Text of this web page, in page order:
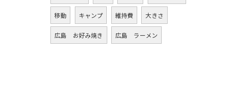
移動 キャンプ 維持費 大きさ
広島 お好み焼き 広島 ラーメン